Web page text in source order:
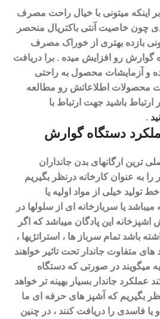
اینکه میتونی با خیال راحت مصرف
چون خاصیت آنتی باکتریال منحصر
بازده بهتری از خوراک مصرف
گوارش رو افزایش میده . برا دریافت
و آزمایشات محصول به راحتی
محصولات اطلاعاتش رو مطالعه
ارتباط باشید جهت ارتباط با
.
دستگاه گوارش
ترین ارگانهای بدن جانداران
را به عنوان کارخانه درنظر بگیریم
خیلی از مواد اولیه یا
یا سربازخانه ای از سلولها در
این پادگان میباشد که اگر
باشد تمام سرباز ها ، استراتژیها ،
متفاوت جاندار تحت تاثیر خواهند
میگویند در صورتی که دستگاه
جاندار بسیار بهینه تر خواهد
بگیریم که آشپز های حرفه ای ما
یا فاسدی را دریافت کنند ، در چنین